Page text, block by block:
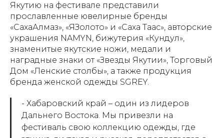
Якутию на фестивале представили
прославленные ювелирные бренды
«СахаАлмаз», «ЯЗолото» и «Саха Таас», авторские
украшения NAMYN, бижутерия «Кундул»,
знаменитые якутские ножи, медали и
наградные знаки от «Звезды Якутии», Торговый
Дом «Ленские столбы», а также продукция
бренда женской одежды SGREY.
- Хабаровский край – один из лидеров
Дальнего Востока. Мы привезли на
фестиваль свою коллекцию одежды, где